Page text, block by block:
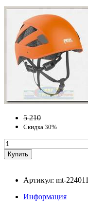
5 210
Скидка 30%
Артикул: mt-224011
Информация